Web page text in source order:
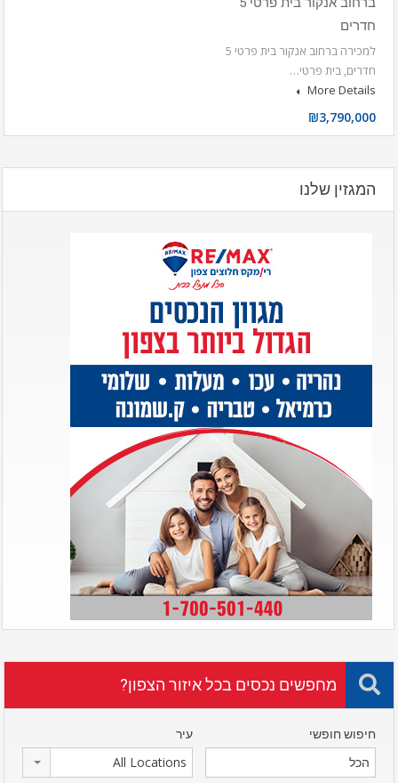
חדרים
למכירה ברחוב אנקור בית פרטי 5
חדרים, בית פרטי…
More Details
₪3,790,000
המגזין שלנו
מחפשים נכסים בכל איזור הצפון?
חיפוש חופשי עיר
All Locations